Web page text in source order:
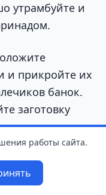
утрамбуйте и
и прикройте их
банок.
заготовку
банки,
полного
работы сайта.